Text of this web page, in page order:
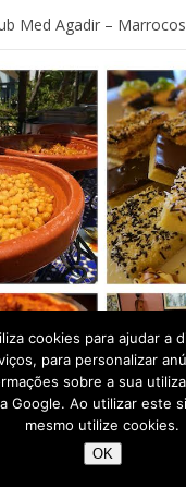
Med Agadir –
cookies para ajudar a
para personalizar
sobre a sua
Google. Ao utilizar este
mesmo utilize cookies.
OK